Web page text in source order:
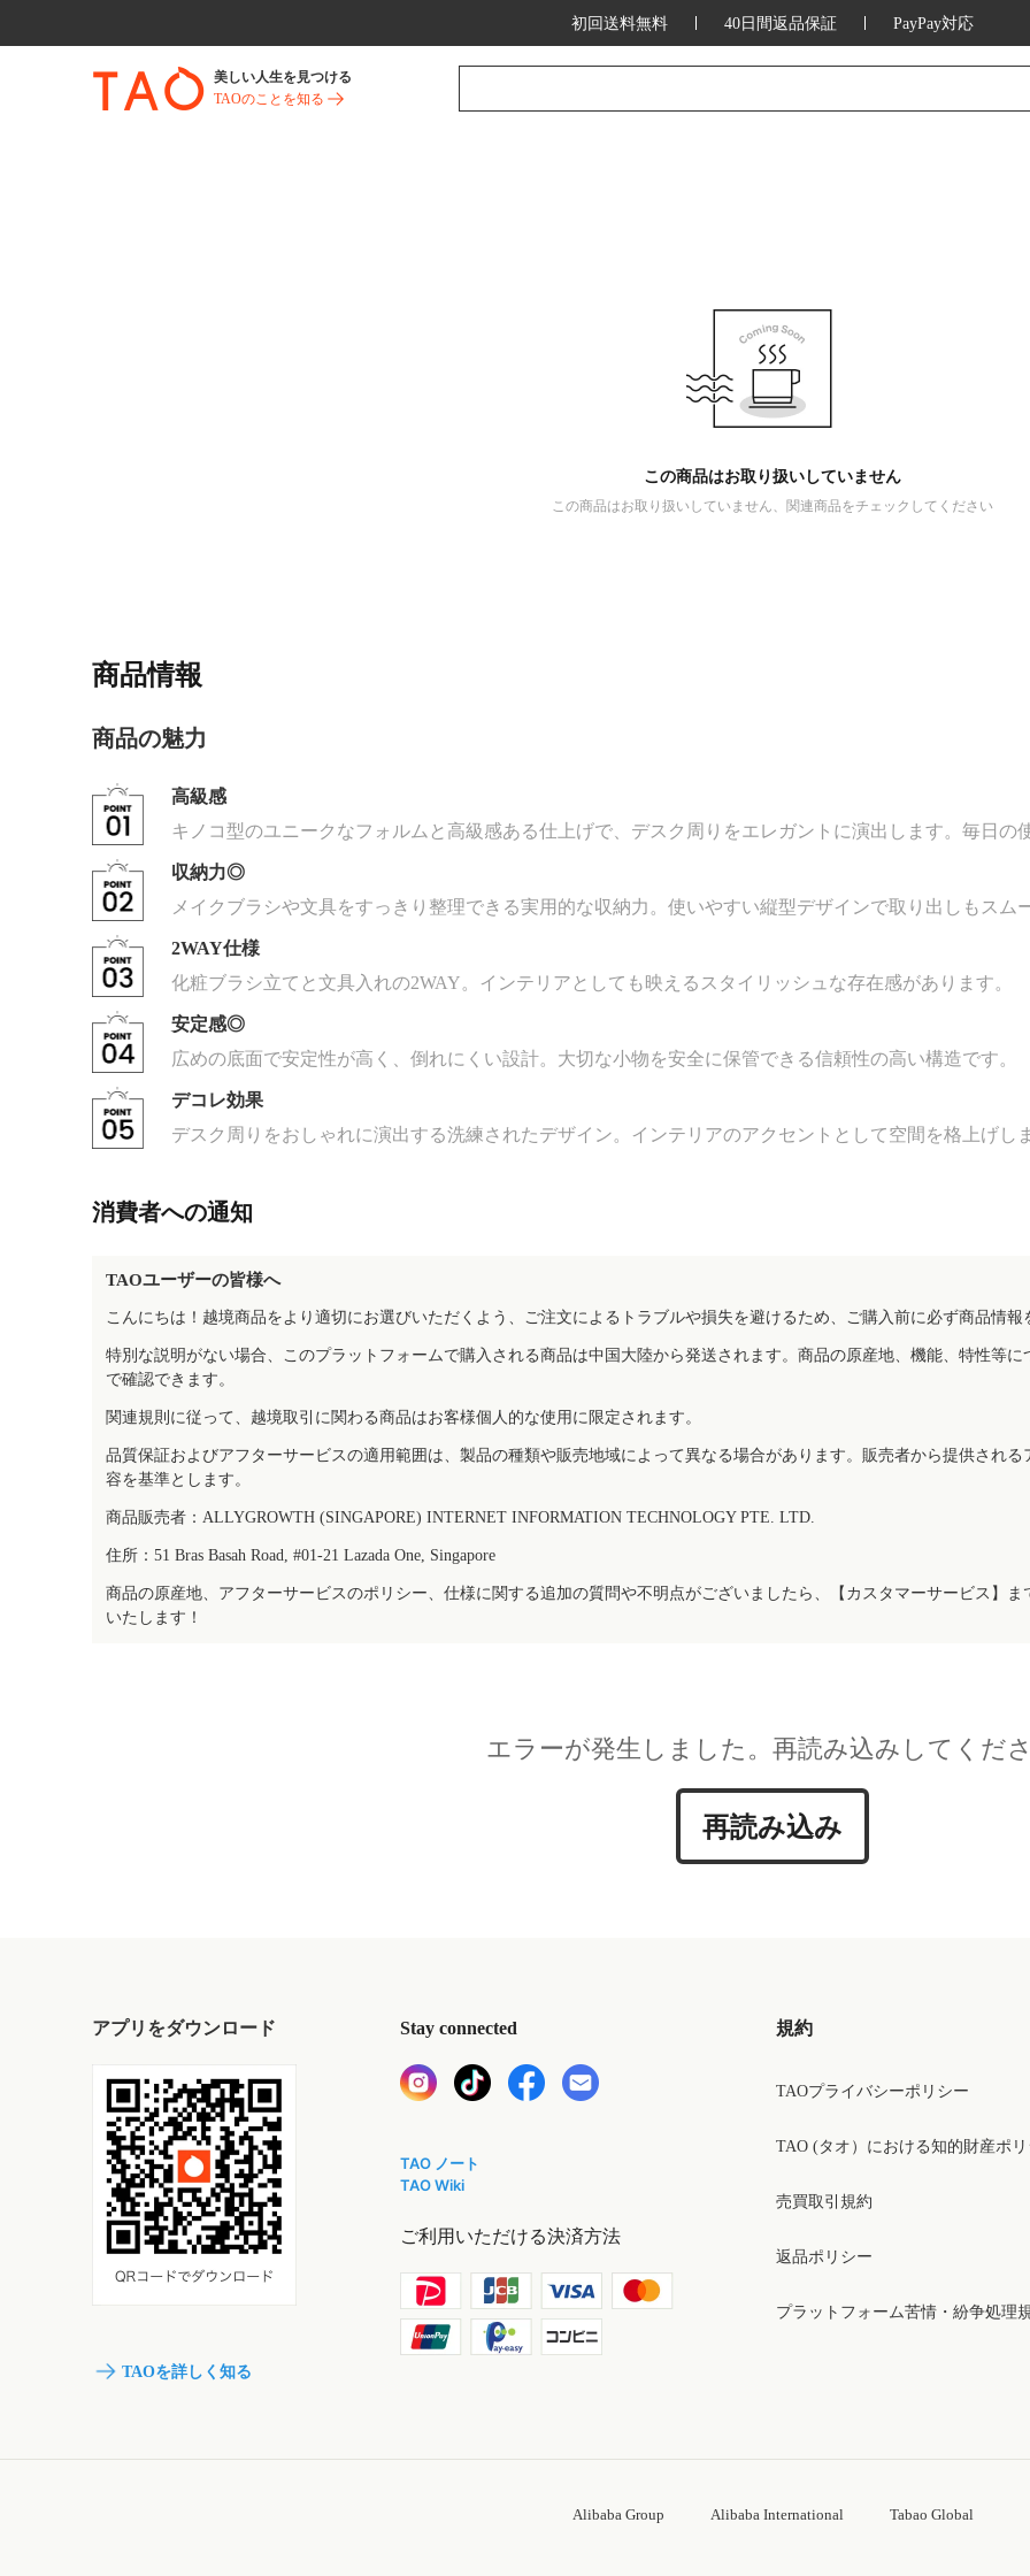
初回送料無料 40日間返品保証 PayPay対応
美しい人生を見つける
TAOのことを知る
この商品はお取り扱いしていません
この商品はお取り扱いしていません、関連商品をチェックしてください
商品情報
商品の魅力
高級感
キノコ型のユニークなフォルムと高級感ある仕上げで、デスク周りをエレガントに演出します。毎日の
収納力◎
メイクブラシや文具をすっきり整理できる実用的な収納力。使いやすい縦型デザインで取り出しもスム
2WAY仕様
化粧ブラシ立てと文具入れの2WAY。インテリアとしても映えるスタイリッシュな存在感があります。
安定感◎
広めの底面で安定性が高く、倒れにくい設計。大切な小物を安全に保管できる信頼性の高い構造です。
デコレ効果
デスク周りをおしゃれに演出する洗練されたデザイン。インテリアのアクセントとして空間を格上げし
消費者への通知
TAOユーザーの皆様へ
こんにちは！越境商品をより適切にお選びいただくよう、ご注文によるトラブルや損失を避けるため、ご購入前に必ず商品情報
特別な説明がない場合、このプラットフォームで購入される商品は中国大陸から発送されます。商品の原産地、機能、特性等
で確認できます。
関連規則に従って、越境取引に関わる商品はお客様個人的な使用に限定されます。
品質保証およびアフターサービスの適用範囲は、製品の種類や販売地域によって異なる場合があります。販売者から提供され
容を基準とします。
商品販売者：ALLYGROWTH (SINGAPORE) INTERNET INFORMATION TECHNOLOGY PTE. LTD.
住所：51 Bras Basah Road, #01-21 Lazada One, Singapore
商品の原産地、アフターサービスのポリシー、仕様に関する追加の質問や不明点がございましたら、【カスタマーサービス】
いたします！
エラーが発生しました。再読み込みしてくだ
再読み込み
アプリをダウンロード
TAOを詳しく知る
Stay connected
TAO ノート
TAO Wiki
ご利用いただける決済方法
規約
TAOプライバシーポリシー
TAO (タオ）における知的財産ポリ
売買取引規約
返品ポリシー
プラットフォーム苦情・紛争処理
Alibaba Group Alibaba International Tabao Global